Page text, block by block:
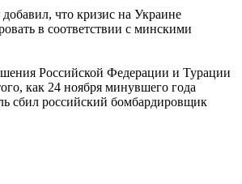
что кризис на Украине
в соответствии с минскими
Российской Федерации и Турации
как 24 ноября минувшего года
сбил российский бомбардировщик